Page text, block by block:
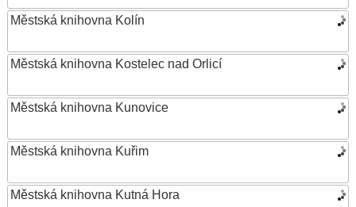
Městská knihovna Kolín
Městská knihovna Kostelec nad Orlicí
Městská knihovna Kunovice
Městská knihovna Kuřim
Městská knihovna Kutná Hora